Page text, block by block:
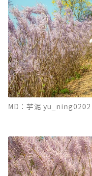
MD：芋泥 yu_ning0202